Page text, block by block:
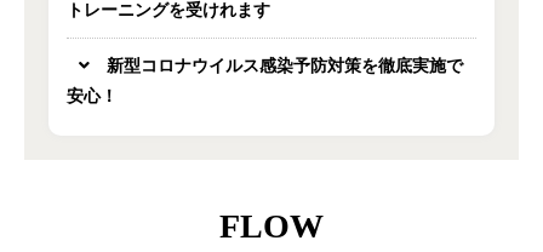
トレーニングを受けれます
新型コロナウイルス感染予防対策を徹底実施で
安心！
FLOW